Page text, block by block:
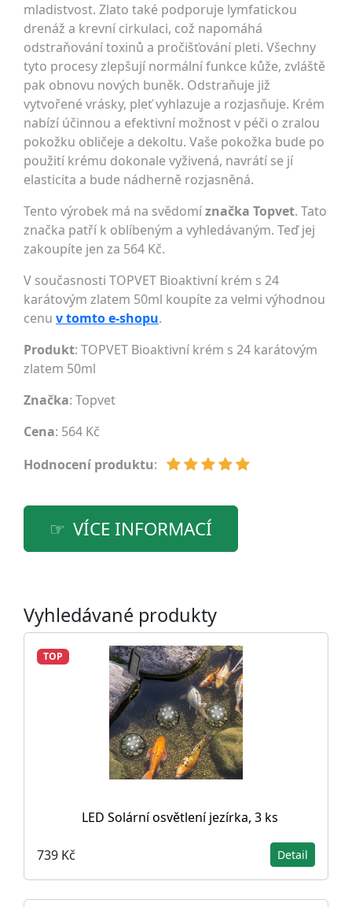
mladistvost. Zlato také podporuje lymfatickou
drenáž a krevní cirkulaci, což napomáhá
odstraňování toxinů a pročišťování pleti. Všechny
tyto procesy zlepšují normální funkce kůže, zvláště
pak obnovu nových buněk. Odstraňuje již
vytvořené vrásky, pleť vyhlazuje a rozjasňuje. Krém
nabízí účinnou a efektivní možnost v péči o zralou
pokožku obličeje a dekoltu. Vaše pokožka bude po
použití krému dokonale vyživená, navrátí se jí
elasticita a bude nádherně rozjasněná.
Tento výrobek má na svědomíznačka Topvet. Tato
značka patří k oblíbeným a vyhledávaným. Teď jej
zakoupíte jen za 564 Kč.
V současnosti TOPVET Bioaktivní krém s 24
karátovým zlatem 50ml koupíte za velmi výhodnou
cenu v tomto e-shopu.
Produkt: TOPVET Bioaktivní krém s 24 karátovým
zlatem 50ml
Značka: Topvet
Cena: 564 Kč
Hodnocení produktu:
VÍCE INFORMACÍ
Vyhledávané produkty
TOP
LED Solární osvětlení jezírka, 3 ks
739 Kč Detail